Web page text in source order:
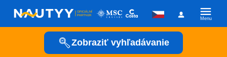
Menu
Zobraziť vyhľadávanie